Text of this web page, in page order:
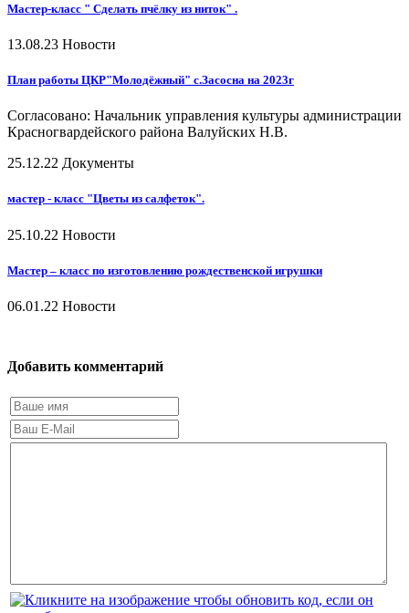
Мастер-класс " Сделать пчёлку из ниток" .
13.08.23 Новости
План работы ЦКР"Молодёжный" с.Засосна на 2023г
Согласовано: Начальник управления культуры администрации
Красногвардейского района Валуйских Н.В.
25.12.22 Документы
мастер - класс "Цветы из салфеток".
25.10.22 Новости
Мастер – класс по изготовлению рождественской игрушки
06.01.22 Новости
Добавить комментарий